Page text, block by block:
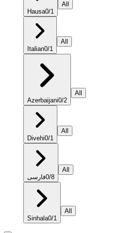
Hausa0/1
All
Italian0/1
All
Azerbaijani0/2
All
Divehi0/1
All
فارسی0/8
All
Sinhala0/1
All